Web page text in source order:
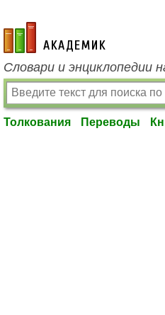
academic.ru
Словари и энциклопедии
Толкования Переводы